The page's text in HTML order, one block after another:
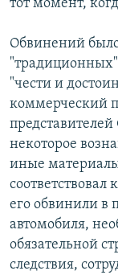
тот момент,
Обвинений
"традиционных"
"чести и
коммерческий
некоторое
иные
его обвинили в
автомобиля,
обязательной
следствия,